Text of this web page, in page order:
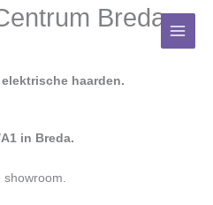
Breda
haarden.
in Breda.